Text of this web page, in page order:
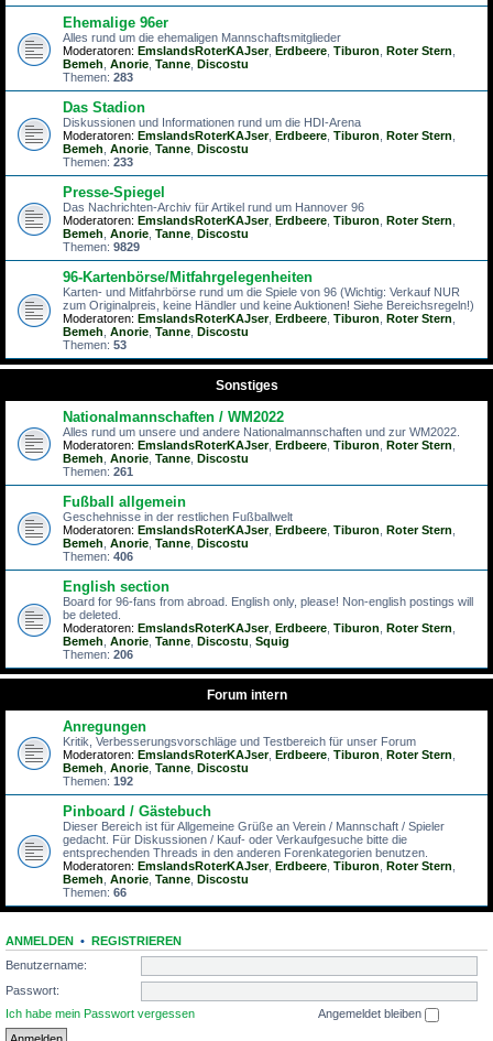
Ehemalige 96er
Alles rund um die ehemaligen Mannschaftsmitglieder
Moderatoren: EmslandsRoterKAJser, Erdbeere Tiburon Roter Stern
Bemeh Anorie Tanne Discostu
Themen: 283
Das Stadion
Diskussionen und Informationen rund um die HDI-Arena
Moderatoren: EmslandsRoterKAJser, Erdbeere Tiburon Roter Stern
Bemeh Anorie Tanne Discostu
Themen: 233
Presse-Spiegel
Das Nachrichten-Archiv für Artikel rund um Hannover 96
Moderatoren: EmslandsRoterKAJser, Erdbeere Tiburon Roter Stern
Bemeh Anorie Tanne Discostu
Themen: 9829
96-Kartenbörse/Mitfahrgelegenheiten
Karten- und Mitfahrbörse rund um die Spiele von 96 (Wichtig: Verkauf NUR
zum Originalpreis, keine Händler und keine Auktionen! Siehe Bereichsregeln!)
Moderatoren: EmslandsRoterKAJser, Erdbeere Tiburon Roter Stern
Bemeh Anorie Tanne Discostu
Themen: 53
Sonstiges
Nationalmannschaften / WM2022
Alles rund um unsere und andere Nationalmannschaften und zur WM2022.
Moderatoren: EmslandsRoterKAJser, Erdbeere Tiburon Roter Stern
Bemeh Anorie Tanne Discostu
Themen: 261
Fußball allgemein
Geschehnisse in der restlichen Fußballwelt
Moderatoren: EmslandsRoterKAJser, Erdbeere Tiburon Roter Stern
Bemeh Anorie Tanne Discostu
Themen: 406
English section
Board for 96-fans from abroad. English only, please! Non-english postings will
be deleted.
Moderatoren: EmslandsRoterKAJser, Erdbeere Tiburon Roter Stern
Bemeh Anorie Tanne Discostu Squig
Themen: 206
Forum intern
Anregungen
Kritik, Verbesserungsvorschläge und Testbereich für unser Forum
Moderatoren: EmslandsRoterKAJser, Erdbeere Tiburon Roter Stern
Bemeh Anorie Tanne Discostu
Themen: 192
Pinboard / Gästebuch
Dieser Bereich ist für Allgemeine Grüße an Verein / Mannschaft / Spieler
gedacht. Für Diskussionen / Kauf- oder Verkaufgesuche bitte die
entsprechenden Threads in den anderen Forenkategorien benutzen.
Moderatoren: EmslandsRoterKAJser, Erdbeere Tiburon Roter Stern
Bemeh Anorie Tanne Discostu
Themen: 66
ANMELDEN • REGISTRIEREN
Benutzername:
Passwort:
Ich habe mein Passwort vergessen
Angemeldet bleiben